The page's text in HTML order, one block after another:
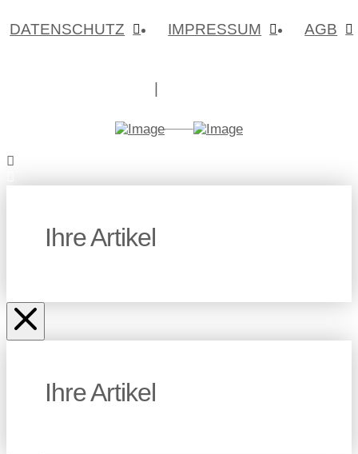
DATENSCHUTZ IMPRESSUM AGB
Ihre Artikel
Ihre Artikel